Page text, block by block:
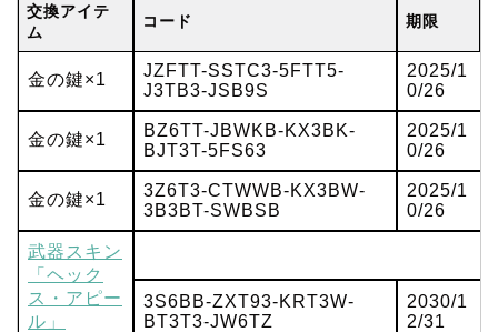
交換アイテ
ム
コード 期限
金の鍵×1
JZFTT-SSTC3-5FTT5-
J3TB3-JSB9S
2025/1
0/26
金の鍵×1
BZ6TT-JBWKB-KX3BK-
BJT3T-5FS63
2025/1
0/26
金の鍵×1
3Z6T3-CTWWB-KX3BW-
3B3BT-SWBSB
2025/1
0/26
武器スキン
「ヘック
ス・アピー
ル」
3S6BB-ZXT93-KRT3W-
BT3T3-JW6TZ
2030/1
2/31